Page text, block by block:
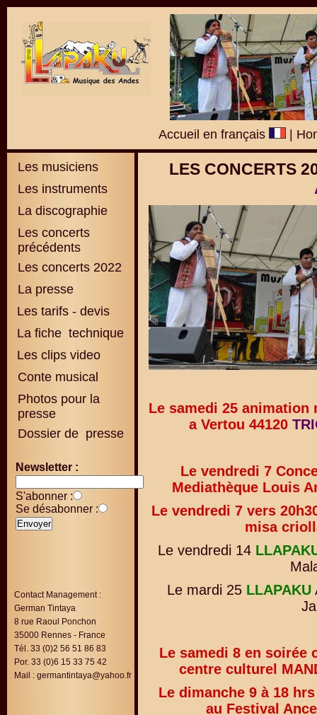
Accueil en français
Les musiciens
Les instruments
La discographie
Les concerts
précédents
Les concerts 2022
La presse
Les tarifs - devis
La fiche technique
Les clips video
Conte musical
Photos pour la
presse
Dossier de presse
Newsletter :
S'abonner :
Se désabonner :
Contact Management :
German Tintaya
8 rue Raoul Ponchon
35000 Rennes - France
Tél. 33 (0)2 56 51 86 83
Por. 33 (0)6 15 33 75 42
Mail : germantintaya@yahoo.fr
LES CONCERTS
Le samedi 25
a Vertou 44120
Le vendredi 7
Mediathèque Louis
Le vendredi 7 vers
misa
Le vendredi 14
Le mardi 25 LLAPAKU
Le samedi 8 en soirée
centre culturel
Le dimanche 9 à 18
au Festival